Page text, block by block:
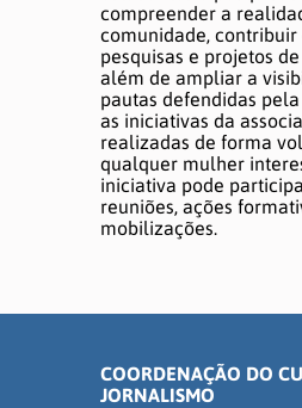
compreender a
comunidade, contribuir
pesquisas e projetos
além de ampliar a
pautas defendidas pela
as iniciativas da
realizadas de forma
qualquer mulher
iniciativa pode
reuniões, ações
mobilizações.
COORDENAÇÃO DO
JORNALISMO